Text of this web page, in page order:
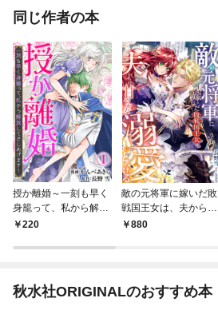
同じ作者の本
授か離婚～一刻も早く
身籠って、私から解放
してさしあげます！1
220
敵の元将軍に嫁いだ敗
戦国王女は、夫からの
甘やかな溺愛にとろけ
880
秋水社ORIGINALのおすすめ本